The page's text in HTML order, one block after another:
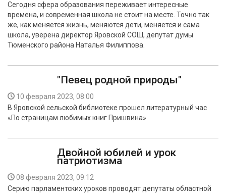
Сегодня сфера образования переживает интересные
времена, и современная школа не стоит на месте. Точно так
же, как меняется жизнь, меняются дети, меняется и сама
школа, уверена директор Яровской СОШ, депутат думы
Тюменского района Наталья Филиппова.
"Певец родной природы"
10 февраля 2023, 08:00
В Яровской сельской библиотеке прошел литературный час
«По страницам любимых книг Пришвина».
Двойной юбилей и урок
патриотизма
08 февраля 2023, 09:12
Серию парламентских уроков проводят депутаты областной